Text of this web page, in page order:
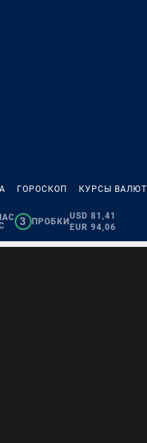
ГОРОСКОП КУРСЫ ВАЛЮТ
3 ПРОБКИ
USD 81,41
EUR 94,06